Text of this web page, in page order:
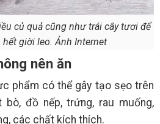
củ quả cũng như trái cây tươi để
giời leo. Ảnh Internet
nên ăn
phẩm có thể gây tạo sẹo trên
bò, đồ nếp, trứng, rau muống,
các chất kích thích.